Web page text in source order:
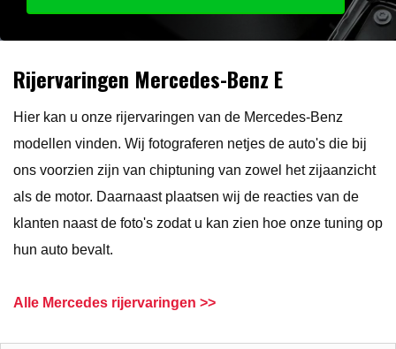
Rijervaringen Mercedes-Benz E
Hier kan u onze rijervaringen van de Mercedes-Benz
modellen vinden. Wij fotograferen netjes de auto's die bij
ons voorzien zijn van chiptuning van zowel het zijaanzicht
als de motor. Daarnaast plaatsen wij de reacties van de
klanten naast de foto's zodat u kan zien hoe onze tuning op
hun auto bevalt.
Alle Mercedes rijervaringen >>